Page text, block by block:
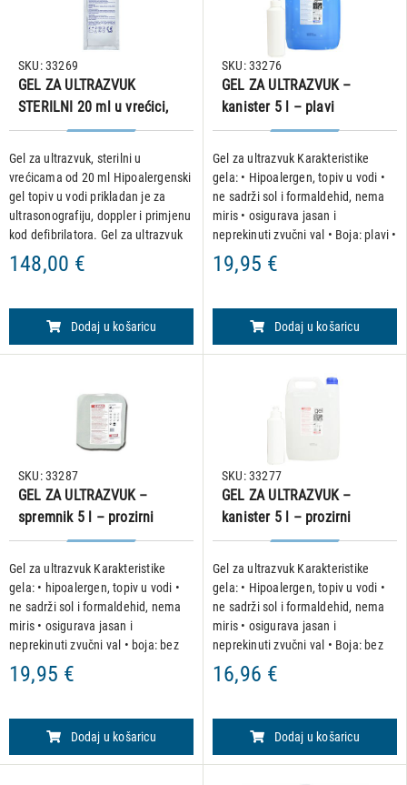
GEL ZA ULTRAZVUK
STERILNI 20 ml u vrećici,
48 kom.
Gel za ultrazvuk, sterilni u
vrećicama od 20 ml Hipoalergenski
gel topiv u vodi prikladan je za
ultrasonografiju, doppler i primjenu
kod defibrilatora. Gel za ultrazvuk
omogućava ultravzučnim valovima
da neprekinuti dođu do opreme.
SKU: 33269
148,00 €
Dodaj u košaricu
GEL ZA ULTRAZVUK –
kanister 5 l – plavi
Gel za ultrazvuk Karakteristike
gela: • Hipoalergen, topiv u vodi •
ne sadrži sol i formaldehid, nema
miris • osigurava jasan i
neprekinuti zvučni val • Boja: plavi •
Volumen: 5000 ml Primjena:
Namijenjen upotrebi uz • ultrazvuk
SKU: 33276
19,95 €
Dodaj u košaricu
GEL ZA ULTRAZVUK –
spremnik 5 l – prozirni
Gel za ultrazvuk Karakteristike
gela: • hipoalergen, topiv u vodi •
ne sadrži sol i formaldehid, nema
miris • osigurava jasan i
neprekinuti zvučni val • boja: bez
boje, prozirni • volumen: 5000 ml •
pakiranje sadrži praznu bočicu od
SKU: 33287
19,95 €
Dodaj u košaricu
GEL ZA ULTRAZVUK –
kanister 5 l – prozirni
Gel za ultrazvuk Karakteristike
gela: • Hipoalergen, topiv u vodi •
ne sadrži sol i formaldehid, nema
miris • osigurava jasan i
neprekinuti zvučni val • Boja: bez
boje, prozirni • Volumen: 5000 ml
Primjena: Namijenjen upotrebi uz •
SKU: 33277
16,96 €
Dodaj u košaricu